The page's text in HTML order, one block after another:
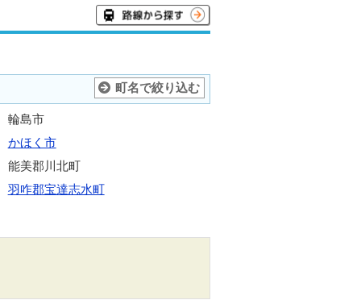
町名で絞り込む
輪島市
かほく市
能美郡川北町
羽咋郡宝達志水町